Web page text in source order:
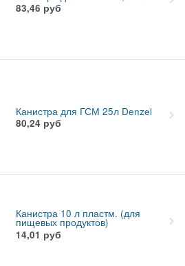
83,46 руб
Канистра для ГСМ 25л Denzel
80,24 руб
Канистра 10 л пластм. (для
пищевых продуктов)
14,01 руб